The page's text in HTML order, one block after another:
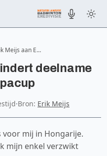
Meijs aan E…
deelname
·Bron: Erik Meijs
voor mij in Hongarije.
mijn enkel verzwikt